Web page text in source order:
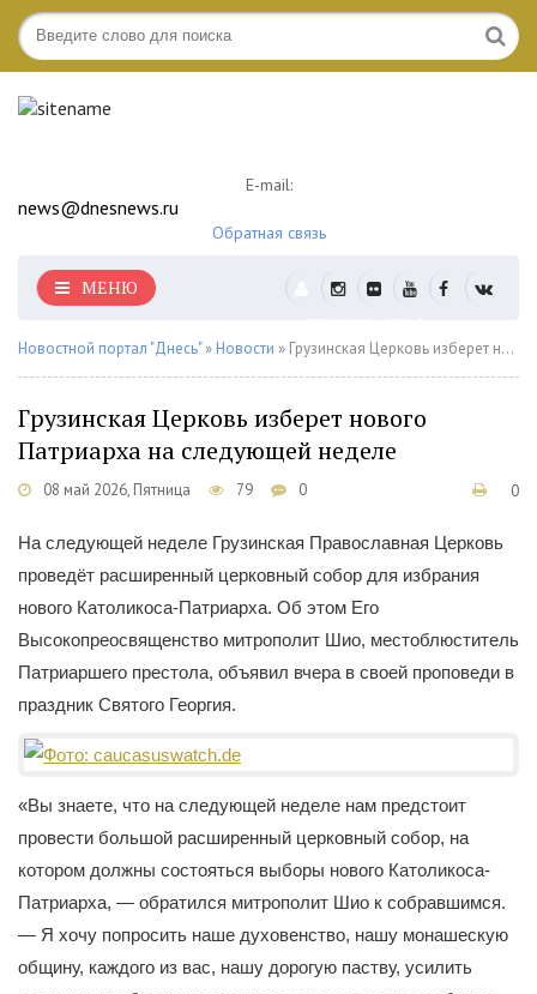
E-mail:
news@dnesnews.ru
Обратная связь
МЕНЮ
Новостной портал "Днесь"» Новости » Грузинская Церковь изберет нового Патриарха на следующей неделе
Грузинская Церковь изберет нового
Патриарха на следующей неделе
08 май 2026, Пятница 79 0
0
На следующей неделе Грузинская Православная Церковь
проведёт расширенный церковный собор для избрания
нового Католикоса-Патриарха. Об этом Его
Высокопреосвященство митрополит Шио, местоблюститель
Патриаршего престола, объявил вчера в своей проповеди в
праздник Святого Георгия.
«Вы знаете, что на следующей неделе нам предстоит
провести большой расширенный церковный собор, на
котором должны состояться выборы нового Католикоса-
Патриарха, — обратился митрополит Шио к собравшимся.
— Я хочу попросить наше духовенство, нашу монашескую
общину, каждого из вас, нашу дорогую паству, усилить